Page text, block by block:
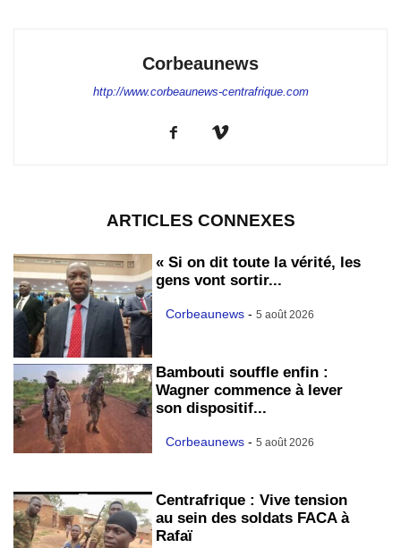
Corbeaunews
http://www.corbeaunews-centrafrique.com
ARTICLES CONNEXES
« Si on dit toute la vérité, les
gens vont sortir...
Corbeaunews - 5 août 2026
Bambouti souffle enfin :
Wagner commence à lever
son dispositif...
Corbeaunews - 5 août 2026
Centrafrique : Vive tension
au sein des soldats FACA à
Rafaï